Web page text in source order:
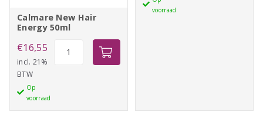
Calmare New Hair
Energy 50ml
€16,55
incl. 21%
BTW
Op
voorraad
voorraad